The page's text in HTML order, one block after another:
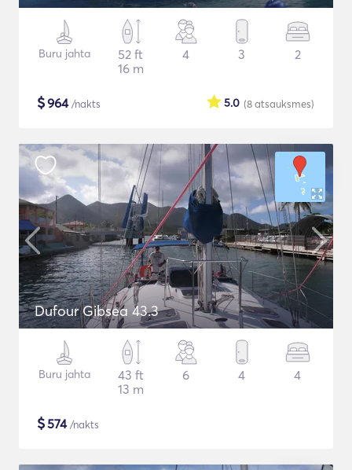
Buru jahta
52 ft
16 m
4 3 2
$964/nakts (8atsauksmes)
5.0
Dufour Gibsea 43.3
Buru jahta
43 ft
13 m
6 4 4
$574/nakts